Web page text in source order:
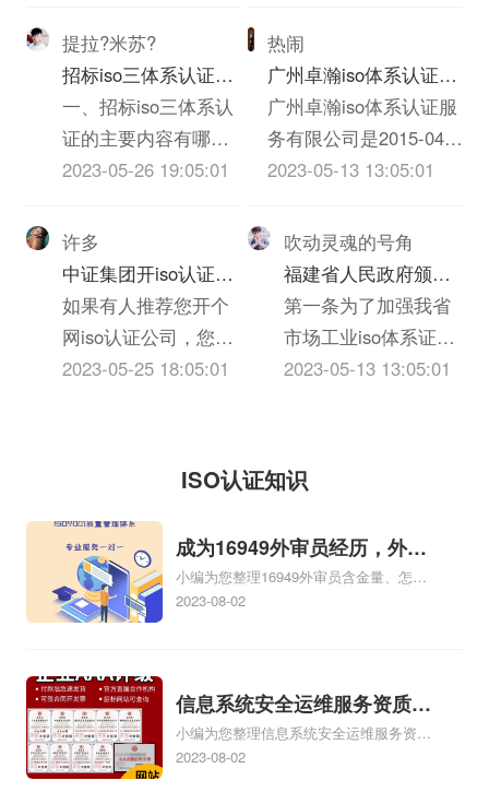
《iso三体系认证质量
法》、《消费者权益
保护法》、《反不正
当竞争法》、《ISO
体系认证法》、《广
提拉?米苏?
招标iso三体系认证的
主要内容有哪些
一、招标iso三体系认
证的主要内容有哪些
1、招标iso三体系认
（1）投标邀请；
（2）投标人须知，包
括密封、签署、盖章
要求等；（3）投标人
应当提交的资格、资
证编制要求和投标保
证金交纳方式；（5）
招标项目的...
2023-05-26 19:05:01
许多
中证集团开iso认证公
司有什么要求么？
如果有人推荐您开个
网iso认证公司，您一
定马上会想到资金来
邮寄、销售经验、库
存风险、售后服务等
一系列的问题，可能
会觉得困难重重、麻
烦多多，让您一筹莫
展。按照通常的网iso
说，可不就是这样，
没有自己的商务网
站，缺少启动资金，
不...
2023-05-25 18:05:01
但有下列情形之一的
纳税人，一律定为C
级。（1）依法应当办
理登记而未...
企业信用政策，指导
和协调内部各部门的
业务活动，对客户信
息进行收集和评估，
对客户信用额度的授
节进行全部监督，以
保障应收账款安全和
及时安全收回的管
理。企业信用风险管
理技巧...
热闹
广州卓瀚iso体系认证服
务有限公司怎么样？
广州卓瀚iso体系认证服
务有限公司是2015-04-
11在广东省广州市天河
公司(自然人投资或控
股)，申报地址位于广州
市越秀区东风东路836
号2座2204房。广州卓
瀚iso体系认证服务有限
企业...
2023-05-13 13:05:01
吹动灵魂的号角
福建省人民政府颁发
《关于加强市场工业
iso体系证书质量监督
检验与管理的暂行规
第一条为了加强我省
市场工业iso体系证书
的质量监督检验与管
体系证书流通，根据
《国务院批转国家标
强iso三体系认证质量
监督检验工作报告的
省市场的工业iso体系
证书，均按照...
2023-05-13 13:05:01
ISO认证知识
成为16949外审员经历，外审
员16949
小编为您整理16949外审员含金量、怎么
才能成为注册的TS16949:2009的外审
方正文！
2023-08-02
信息系统安全运维服务资质二
级费用，信息系统安全运维服
务资质二级
小编为您整理信息系统安全运维服务资质
认证证书机构有哪些、安全运维服务资质
2023-08-02